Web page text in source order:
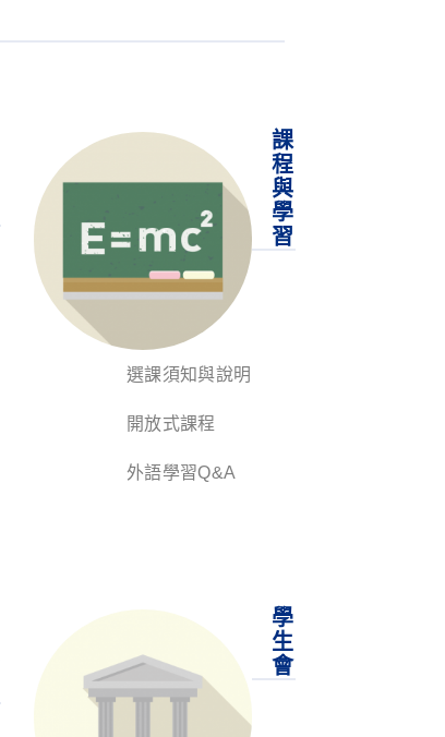
課
程
與
學
習
選課須知與說明
開放式課程
外語學習Q&A
學
生
會